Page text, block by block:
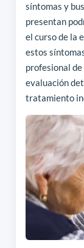
síntomas y
presentan
el curso de la
estos
profesional
evaluación
tratamiento